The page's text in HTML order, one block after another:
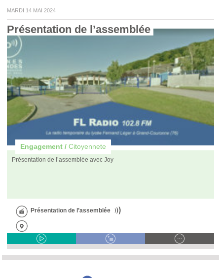
MARDI 14 MAI 2024
Présentation de l’assemblée
Engagement / Citoyennete
Présentation de l’assemblée avec Joy
Présentation de l’assemblée